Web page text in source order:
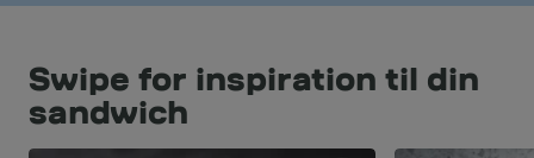
Swipe for inspiration til din
sandwich